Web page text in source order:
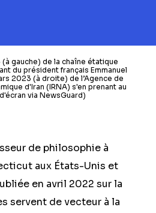
gauche) de la chaîne étatique
du président français Emmanuel
2023 (à droite) de l’Agence de
d'Iran (IRNA) s'en prenant au
via NewsGuard)
de philosophie à
aux États-Unis et
en avril 2022 sur la
servent de vecteur à la